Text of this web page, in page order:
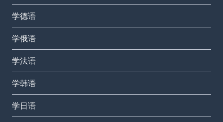
学德语
学俄语
学法语
学韩语
学日语